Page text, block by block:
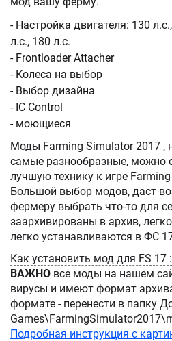
- Настройка двигателя: 130
л.с., 180 л.с.
- Frontloader Attacher
- Колеса на выбор
- Выбор дизайна
- IC Control
- моющиеся
Моды Farming Simulator 2017 , на нашем сайте бывают
самые разнообразные, можно
лучшую технику к игре Farming
Большой выбор модов, даст
фермеру выбрать что-то для
заархивированы в архив,
Как установить мод для FS 17 :
ВАЖНО все моды на нашем
вирусы и имеют формат
формате - перенести в папку
Подробная инструкция с